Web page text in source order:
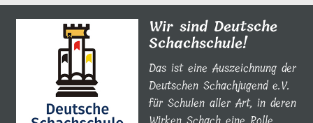
Wir sind Deutsche
Schachschule!
Das ist eine Auszeichnung der
Deutschen Schachjugend e.V.
für Schulen aller Art, in deren